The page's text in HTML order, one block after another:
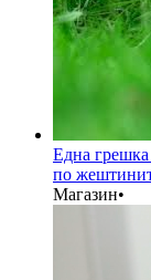
Една
по
Магазин•